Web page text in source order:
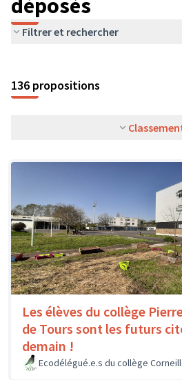
déposés
Filtrer et rechercher
136 propositions
Les élèves du collège
de Tours sont les futurs
demain !
Ecodélégué.e.s du collège